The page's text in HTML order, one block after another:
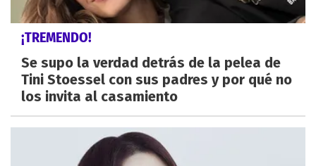
¡TREMENDO!
Se supo la verdad detrás de la pelea de
Tini Stoessel con sus padres y por qué no
los invita al casamiento